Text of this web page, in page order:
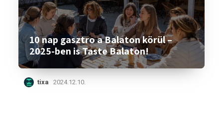
10 nap gasztro a Balaton körül –
2025-ben is Taste Balaton!
tixa 2024.12.10.